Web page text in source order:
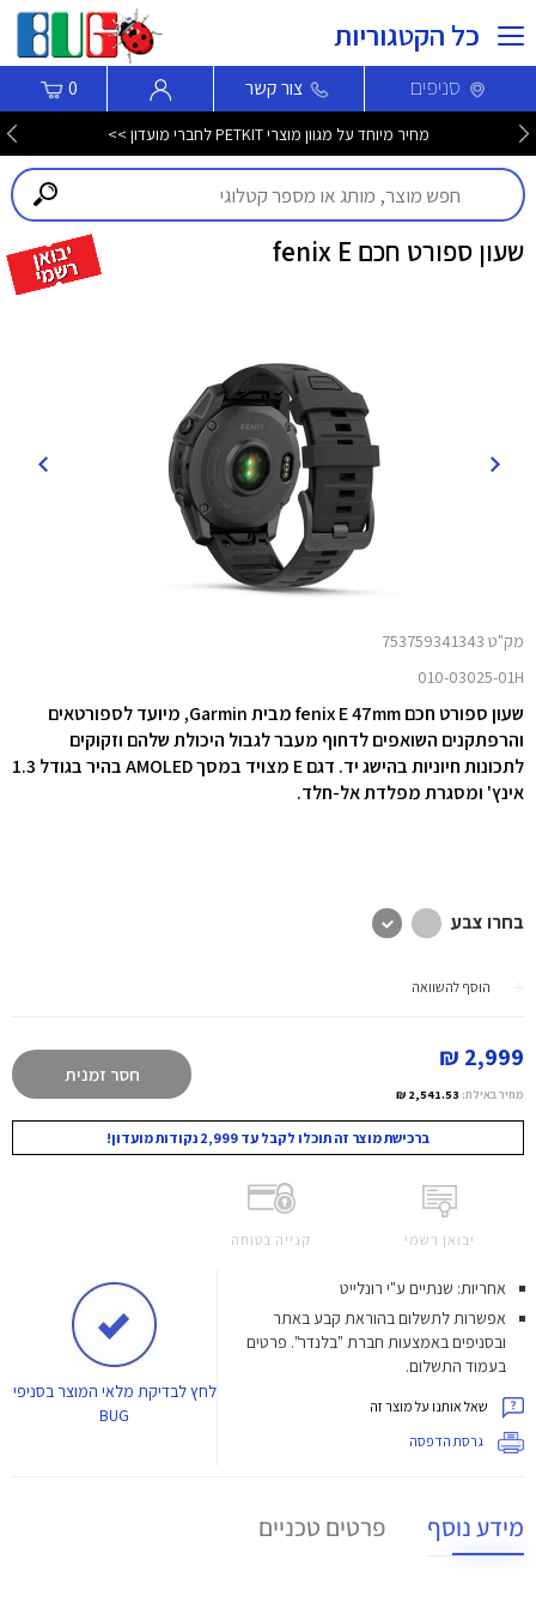
כל הקטגוריות
סניפים צור קשר 0
מחיר מיוחד על מגוון מוצרי PETKIT לחברי מועדון >>
שעון ספורט חכם fenix E
מק"ט 753759341343
010-03025-01H
שעון ספורט חכם fenix E 47mm מבית Garmin, מיועד לספורטאים
והרפתקנים השואפים לדחוף מעבר לגבול היכולת שלהם וזקוקים
לתכונות חיוניות בהישג יד. דגם E מצויד במסך AMOLED בהיר בגודל 1.3
אינץ' ומסגרת מפלדת אל-חלד.
בחרו צבע
הוסף להשוואה
2,999 ₪
מחיר באילת: 2,541.53 ₪
חסר זמנית
ברכישת מוצר זה תוכלו לקבל עד 2,999 נקודות מועדון!
יבואן רשמי קנייה בטוחה
אחריות: שנתיים ע"י רונלייט
אפשרות לתשלום בהוראת קבע באתר
ובסניפים באמצעות חברת "בלנדר". פרטים
בעמוד התשלום.
שאל אותנו על מוצר זה
גרסת הדפסה
לחץלבדיקת מלאי המוצר בסניפי
BUG
מידע נוסף פרטים טכניים